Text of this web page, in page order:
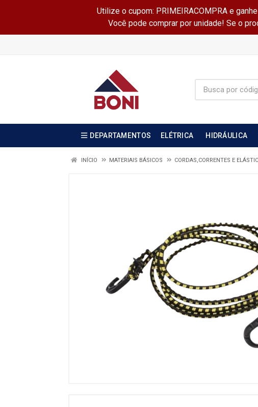
Utilize o cupom: PRIMEIRACOMPRA e
Você pode comprar por unidade! Se o
DEPARTAMENTOS ELÉTRICA HIDRÁULICA
INÍCIO MATERIAIS BÁSICOS CORDAS,CORRENTES E